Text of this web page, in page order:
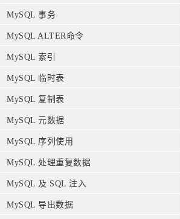
MySQL 事务
MySQL ALTER命令
MySQL 索引
MySQL 临时表
MySQL 复制表
MySQL 元数据
MySQL 序列使用
MySQL 处理重复数据
MySQL 及 SQL 注入
MySQL 导出数据